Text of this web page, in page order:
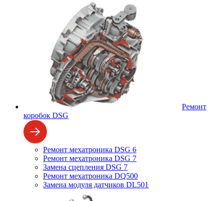
Ремонт
коробок DSG
Ремонт мехатроника DSG 6
Ремонт мехатроника DSG 7
Замена сцепления DSG 7
Ремонт мехатроника DQ500
Замена модуля датчиков DL501